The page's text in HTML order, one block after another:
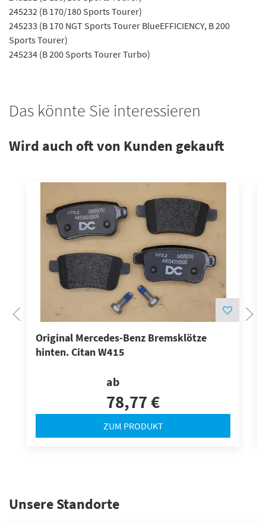
245232 (B 170/180 Sports Tourer)
245233 (B 170 NGT Sports Tourer BlueEFFICIENCY, B 200
Sports Tourer)
245234 (B 200 Sports Tourer Turbo)
Das könnte Sie interessieren
Wird auch oft von Kunden gekauft
Original Mercedes-Benz Bremsklötze
hinten. Citan W415
ab
78,77 €
ZUM PRODUKT
Unsere Standorte